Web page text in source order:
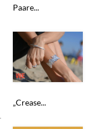
Paare...
„Crease...